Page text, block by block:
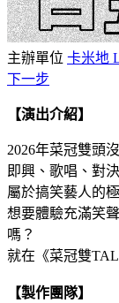
主辦單位 卡米地
下一步
【演出介紹】
2026年菜冠雙頭
即興、歌唱、對
屬於搞笑藝人的
想要體驗充滿笑
嗎？
就在《菜冠雙
【製作團隊】